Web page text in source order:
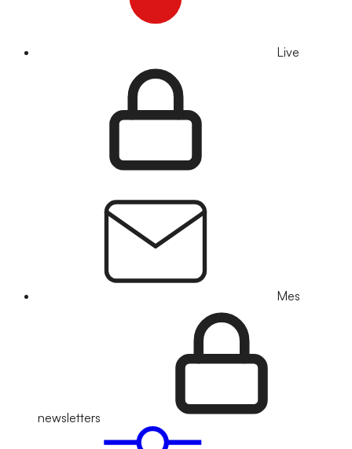
Live
Mes
newsletters